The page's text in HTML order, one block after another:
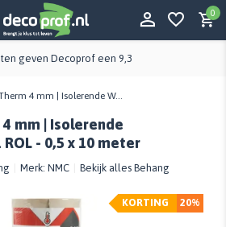
0
geven Decoprof een 9,3
4 mm | Isolerende W...
mm | Isolerende
- 0,5 x 10 meter
Merk: NMC Bekijk alles Behang
20%
KORTING